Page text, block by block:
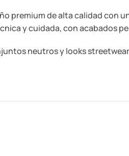
premium de alta calidad con
y cuidada, con acabados
neutros y looks